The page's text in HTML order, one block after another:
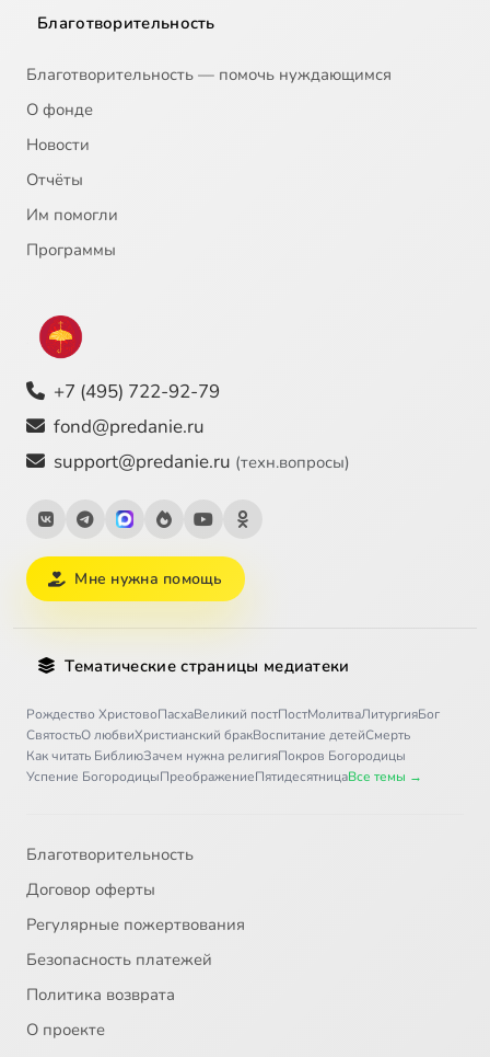
Благотворительность
Благотворительность — помочь нуждающимся
О фонде
Новости
Отчёты
Им помогли
Программы
+7 (495) 722-92-79
fond@predanie.ru
support@predanie.ru (техн.вопросы)
Мне нужна помощь
Тематические страницы медиатеки
Рождество ХристовоПасхаВеликий постПостМолитваЛитургияБог
СвятостьО любвиХристианский бракВоспитание детейСмерть
Как читать БиблиюЗачем нужна религияПокров Богородицы
Успение БогородицыПреображениеПятидесятницаВсе темы →
Благотворительность
Договор оферты
Регулярные пожертвования
Безопасность платежей
Политика возврата
О проекте